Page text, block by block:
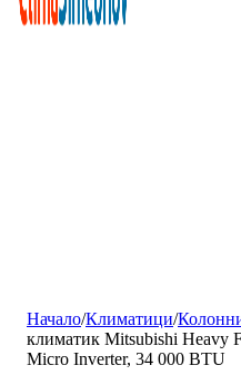
Начало/Климатици/
климатик Mitsubishi Heavy
Micro Inverter, 34 000 BTU